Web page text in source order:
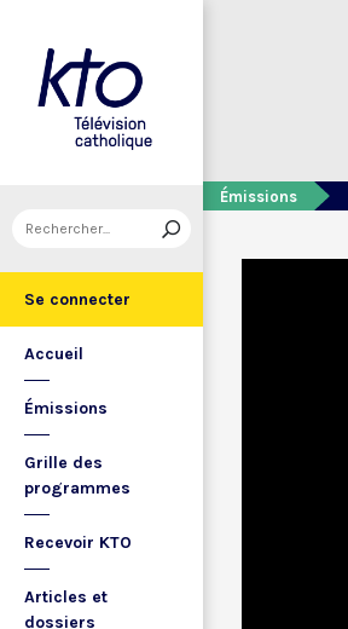
Se connecter
Accueil
Émissions
Grille des
programmes
Recevoir KTO
Articles et
dossiers
Émissions